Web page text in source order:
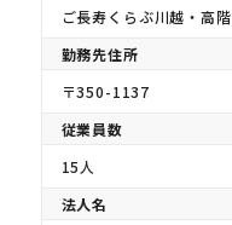
ご長寿くらぶ川越・高階
勤務先住所
〒350-1137
従業員数
15人
法人名